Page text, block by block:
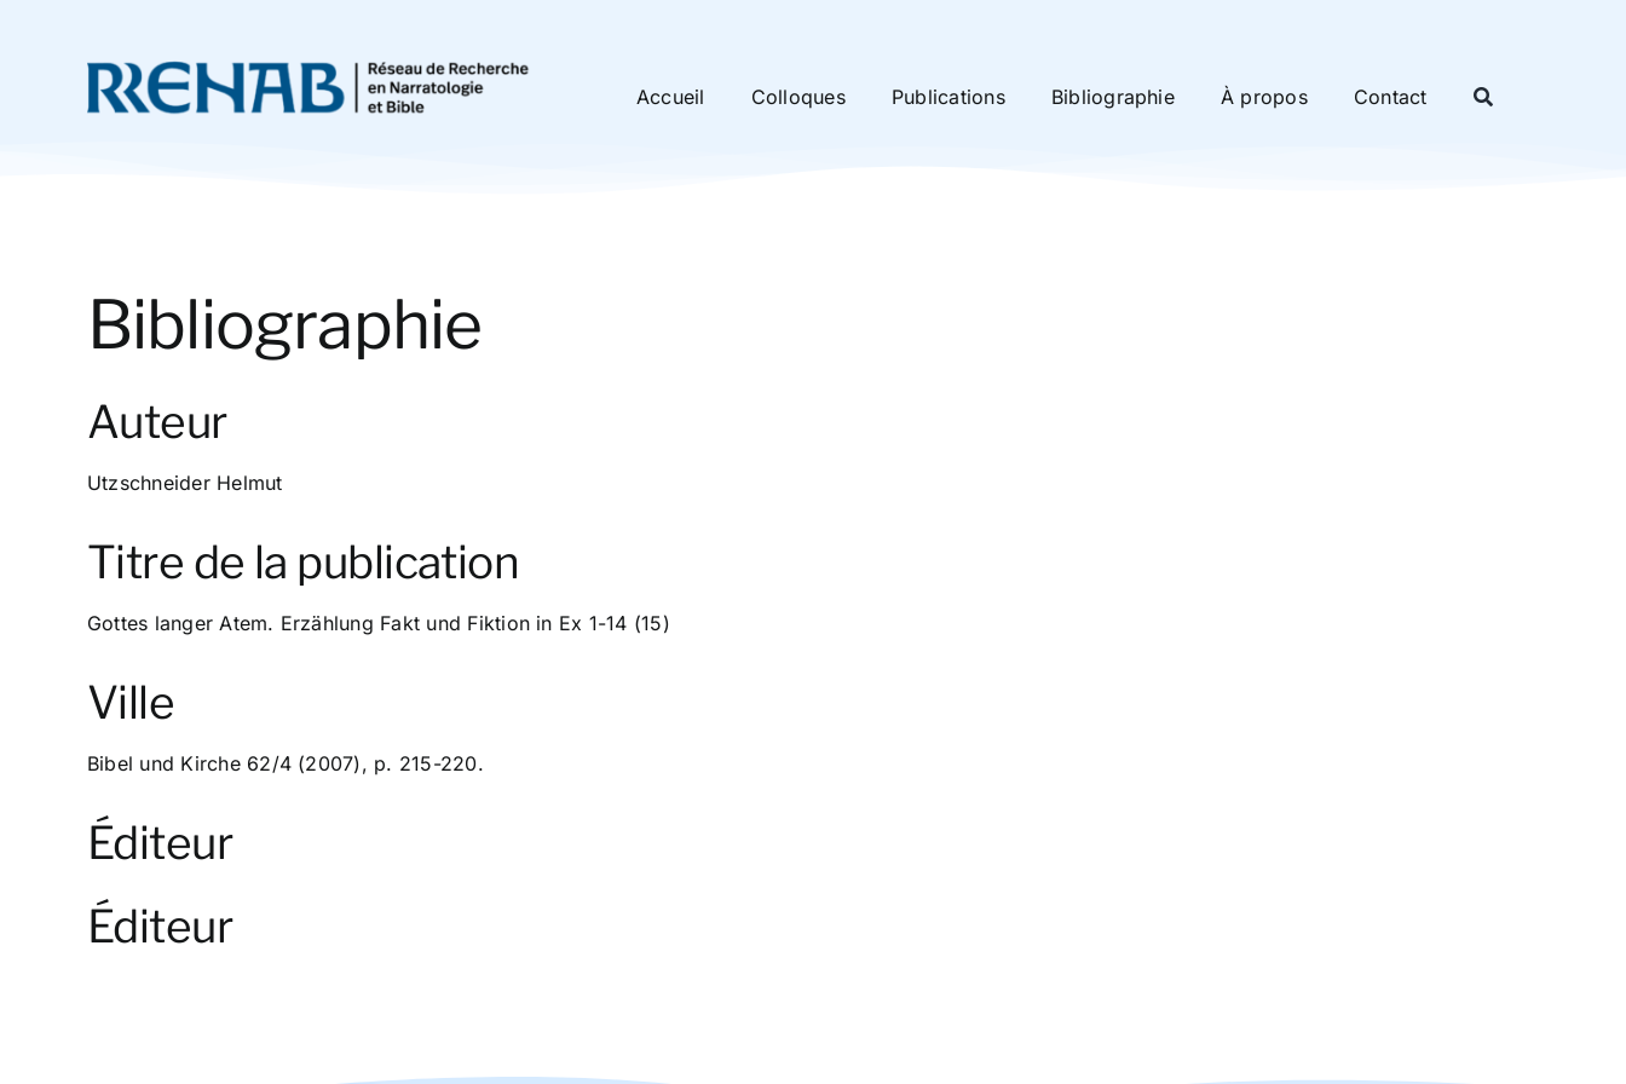
Accueil Colloques Publications Bibliographie À propos Contact
Bibliographie
Auteur
Utzschneider Helmut
Titre de la publication
Gottes langer Atem. Erzählung Fakt und Fiktion in Ex 1-14 (15)
Ville
Bibel und Kirche 62/4 (2007), p. 215-220.
Éditeur
Éditeur